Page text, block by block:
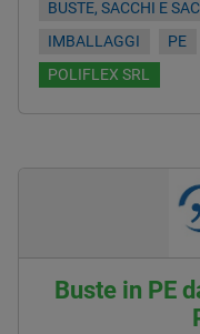
BUSTE, SACCHI E
IMBALLAGGI
PE
POLIFLEX SRL
Buste in PE